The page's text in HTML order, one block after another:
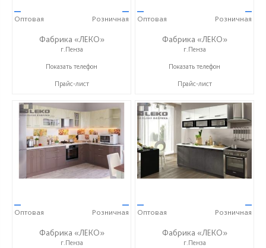
—
Оптовая
—
Розничная
Фабрика «ЛЕКО»
г.Пенза
+7 (800) 222-93-90
Показать телефон
Прайс-лист
—
Оптовая
—
Розничная
Фабрика «ЛЕКО»
г.Пенза
+7 (800) 222-93-90
Показать телефон
Прайс-лист
—
Оптовая
—
Розничная
Фабрика «ЛЕКО»
г.Пенза
—
Оптовая
—
Розничная
Фабрика «ЛЕКО»
г.Пенза